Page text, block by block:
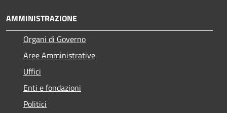
AMMINISTRAZIONE
Organi di Governo
Aree Amministrative
Uffici
Enti e fondazioni
Politici